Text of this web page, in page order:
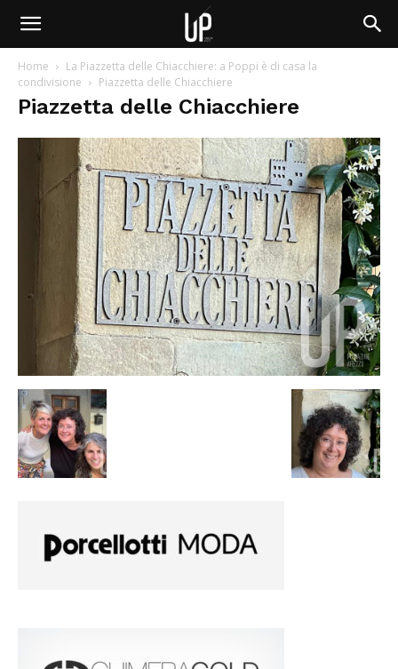
Home
La Piazzetta delle Chiacchiere: a Poppi è di casa la
condivisione
Piazzetta delle Chiacchiere
Piazzetta delle Chiacchiere